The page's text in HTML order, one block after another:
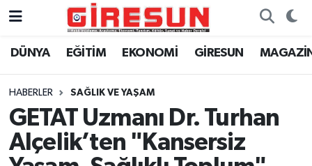
DÜNYA EĞİTİM EKONOMİ GİRESUN
HABERLER SAĞLIK VE YAŞAM
GETAT Uzmanı Dr. Turhan
Alçelik’ten "Kansersiz
Hava Durumu
Trafik Durumu
Süper Lig Puan Durumu ve Fikstür
Tüm Manşetler